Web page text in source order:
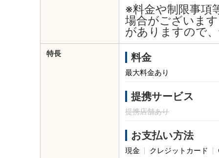
※料金や制限事項
場合がございま
がありますので
特長 料金
最大料金あり
提携サービス
提携店舗あり
お支払い方法
現金 クレジットカード